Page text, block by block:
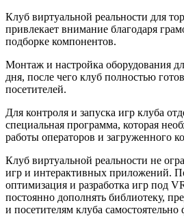
Клуб виртуальной реальности для
привлекает внимание благодаря
подборке компонентов.
Монтаж и настройка оборудования
дня, после чего клуб полностью
посетителей.
Для контроля и запуска игр клуба
специальная программа, которая
работы операторов и загруженного
Клуб виртуальной реальности не
игр и интерактивных приложений.
оптимизация и разработка игр под
постоянно дополнять библиотеку,
и посетителям клуба самостоятельно